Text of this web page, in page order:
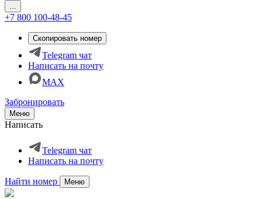
...
+7 800 100-48-45
Скопировать номер
Telegram чат
Написать на почту
MAX
Забронировать
Меню
Написать
Telegram чат
Написать на почту
Найти номер Меню